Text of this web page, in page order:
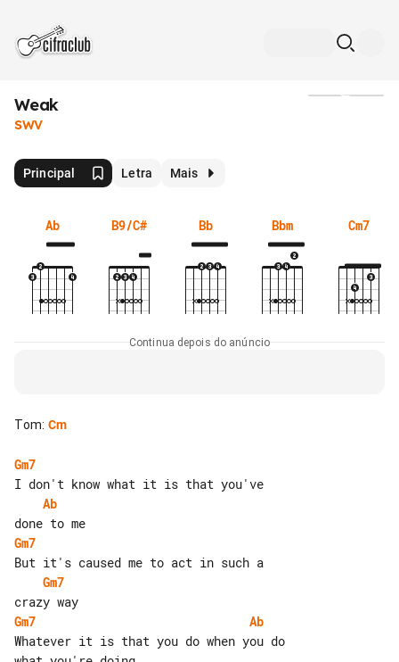
Weak
SWV
Principal Letra Mais
Ab B9/C# Bb Bbm Cm7
Continua depois do anúncio
Tom: Cm
Gm7
Ab
Gm7
Gm7
Gm7
Ab
Whatever it is that you do when you do